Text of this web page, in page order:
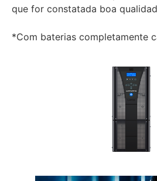
que for constatada boa
*Com baterias completamente